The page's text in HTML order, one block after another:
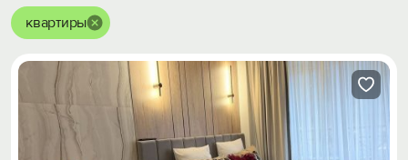
квартиры